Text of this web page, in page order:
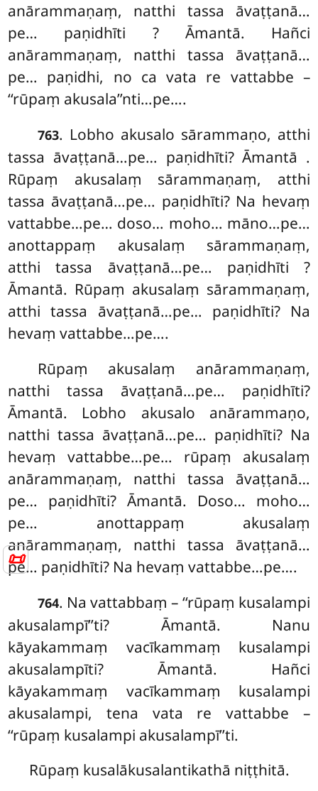
📜
anārammaṇaṃ, natthi tassa āvaṭṭanā…
pe… paṇidhīti ? Āmantā. Hañci
anārammaṇaṃ, natthi tassa āvaṭṭanā…
pe… paṇidhi, no ca vata re vattabbe –
‘‘rūpaṃ akusala’’nti…pe….
763. Lobho akusalo sārammaṇo, atthi
tassa āvaṭṭanā…pe… paṇidhīti? Āmantā .
Rūpaṃ akusalaṃ sārammaṇaṃ, atthi
tassa āvaṭṭanā…pe… paṇidhīti? Na hevaṃ
vattabbe…pe… doso… moho… māno…pe…
anottappaṃ akusalaṃ sārammaṇaṃ,
atthi tassa āvaṭṭanā…pe… paṇidhīti ?
Āmantā. Rūpaṃ akusalaṃ sārammaṇaṃ,
atthi tassa āvaṭṭanā…pe… paṇidhīti? Na
hevaṃ vattabbe…pe….
Rūpaṃ akusalaṃ anārammaṇaṃ,
natthi tassa āvaṭṭanā…pe… paṇidhīti?
Āmantā. Lobho akusalo anārammaṇo,
natthi tassa āvaṭṭanā…pe… paṇidhīti? Na
hevaṃ vattabbe…pe… rūpaṃ akusalaṃ
anārammaṇaṃ, natthi tassa āvaṭṭanā…
pe… paṇidhīti? Āmantā. Doso… moho…
pe… anottappaṃ akusalaṃ
anārammaṇaṃ, natthi tassa āvaṭṭanā…
pe… paṇidhīti? Na hevaṃ vattabbe…pe….
764. Na vattabbaṃ – ‘‘rūpaṃ kusalampi
akusalampī’’ti? Āmantā. Nanu
kāyakammaṃ vacīkammaṃ kusalampi
akusalampīti? Āmantā. Hañci
kāyakammaṃ vacīkammaṃ kusalampi
akusalampi, tena vata re vattabbe –
‘‘rūpaṃ kusalampi akusalampī’’ti.
Rūpaṃ kusalākusalantikathā niṭṭhitā.